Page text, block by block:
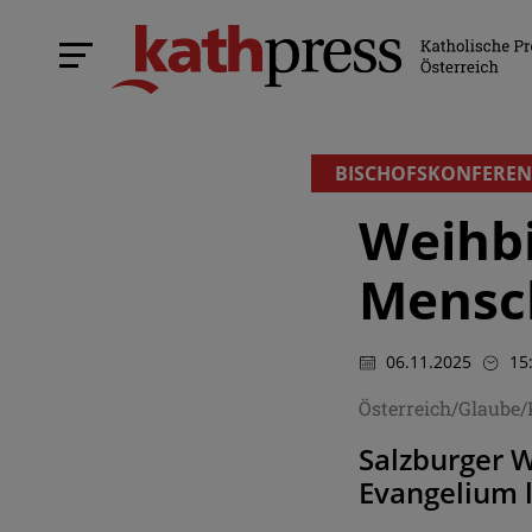
06.11.2025
Österreich/
Salzburger
Evangelium